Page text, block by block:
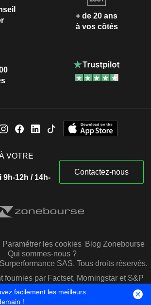
+ de 20 ans
à vos côtés
VOTRE
9h-12h / 14h-
Contactez-nous
Paramétrer les cookies Blog Zonebourse
Qui sommes-nous ?
SAS. Tous droits réservés.
fournies par Factset, Morningstar et S&P
Capital IQ
facilement les meilleurs
!